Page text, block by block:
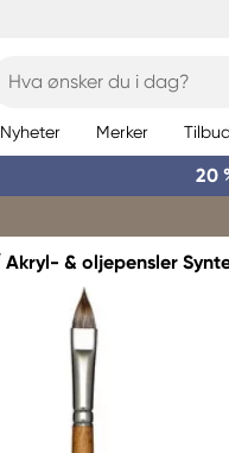
Nyheter Merker
20
Akryl- & oljepensler